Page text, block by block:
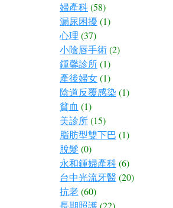
婦產科(58)
漏尿困擾 (1)
心理 (37)
小陰唇手術(2)
鍾馨診所(1)
產後婦女(1)
陰道反覆感染 (1)
貧血 (1)
美診所(15)
脂肪型雙下巴 (1)
脫髮 (0)
永和鍾婦產科(6)
台中光流牙醫(20)
抗老(60)
長期照護(22)